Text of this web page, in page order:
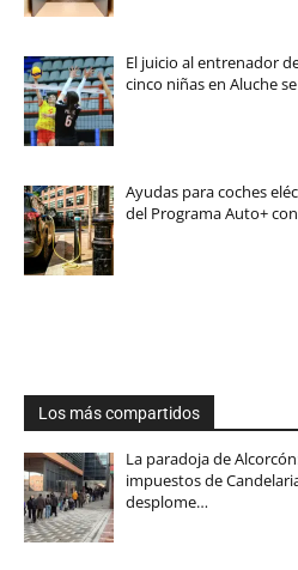
El juicio al entrenador
cinco niñas en Aluche
Ayudas para coches
del Programa Auto+
Los más compartidos
La paradoja de
impuestos de
desplome…